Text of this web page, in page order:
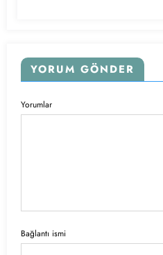
YORUM GÖNDER
Yorumlar
Bağlantı ismi